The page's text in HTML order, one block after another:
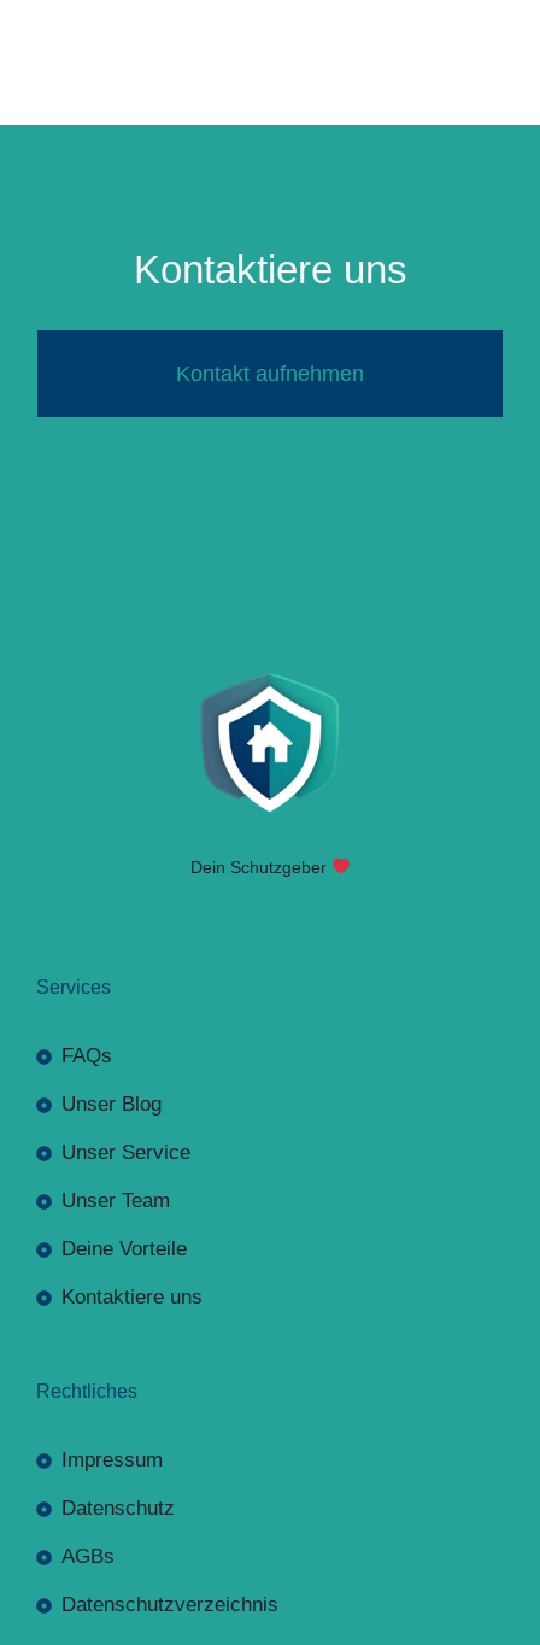
Kontaktiere uns
Kontakt aufnehmen
Dein Schutzgeber
Services
FAQs
Unser Blog
Unser Service
Unser Team
Deine Vorteile
Kontaktiere uns
Rechtliches
Impressum
Datenschutz
AGBs
Datenschutzverzeichnis